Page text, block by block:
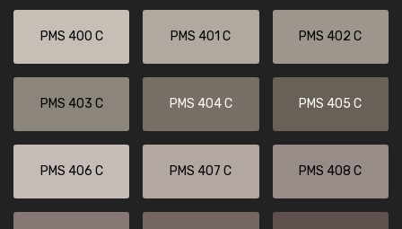
PMS 400 C PMS 401 C PMS 402 C
PMS 403 C PMS 404 C PMS 405 C
PMS 406 C PMS 407 C PMS 408 C